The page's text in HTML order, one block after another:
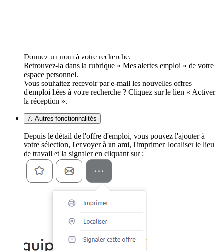
Donnez un nom à votre recherche.
Retrouvez-la dans la rubrique « Mes alertes emploi » de votre
espace personnel.
Vous souhaitez recevoir par e-mail les nouvelles offres
d'emploi liées à votre recherche ? Cliquez sur le lien « Activer
la réception ».
7. Autres fonctionnalités
Depuis le détail de l'offre d'emploi, vous pouvez l'ajouter à
votre sélection, l'envoyer à un ami, l'imprimer, localiser le lieu
de travail et la signaler en cliquant sur :